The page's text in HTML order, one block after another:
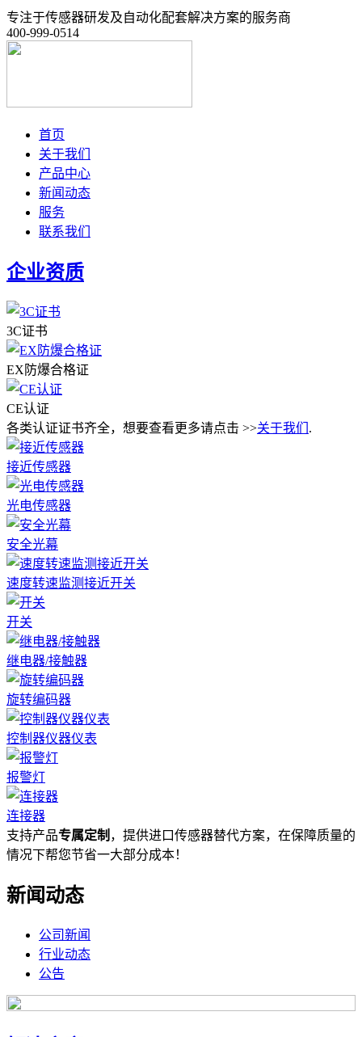
专注于传感器研发及自动化配套解决方案的服务商
400-999-0514
首页
关于我们
产品中心
新闻动态
服务
联系我们
企业资质
3C证书
EX防爆合格证
CE认证
各类认证证书齐全，想要查看更多请点击 >>关于我们 .
接近传感器
光电传感器
安全光幕
速度转速监测接近开关
开关
继电器/接触器
旋转编码器
控制器仪器仪表
报警灯
连接器
支持产品专属定制 ，提供进口传感器替代方案，在保障质量的
情况下帮您节省一大部分成本！
新闻动态
公司新闻
行业动态
公告